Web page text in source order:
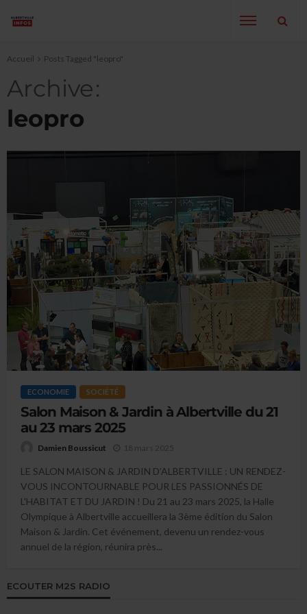
Accueil Posts Tagged "leopro"
Archive
leopro
ECONOMIE SOCIÉTÉ
Salon Maison & Jardin à Albertville du 21
au 23 mars 2025
Damien Boussicut 18 mars 2025
LE SALON MAISON & JARDIN D’ALBERTVILLE : UN RENDEZ-
VOUS INCONTOURNABLE POUR LES PASSIONNÉS DE
L'HABITAT ET DU JARDIN ! Du 21 au 23 mars 2025, la Halle
Olympique à Albertville accueillera la 3ème édition du Salon
Maison & Jardin. Cet événement, devenu un rendez-vous
annuel de la région, réunira près...
ECOUTER M2S RADIO